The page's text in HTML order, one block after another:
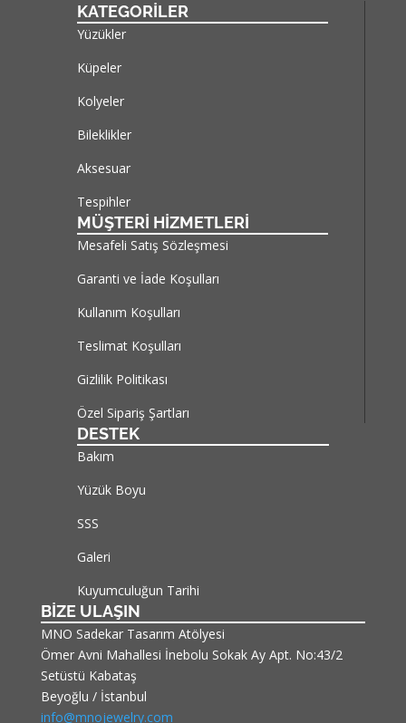
KATEGORİLER
Yüzükler
Küpeler
Kolyeler
Bileklikler
Aksesuar
Tespihler
MÜŞTERİ HİZMETLERİ
Mesafeli Satış Sözleşmesi
Garanti ve İade Koşulları
Kullanım Koşulları
Teslimat Koşulları
Gizlilik Politikası
Özel Sipariş Şartları
DESTEK
Bakım
Yüzük Boyu
SSS
Galeri
Kuyumculuğun Tarihi
BİZE ULAŞIN
MNO Sadekar Tasarım Atölyesi
Ömer Avni Mahallesi İnebolu Sokak Ay Apt. No:43/2
Setüstü Kabataş
Beyoğlu / İstanbul
info@mnojewelry.com